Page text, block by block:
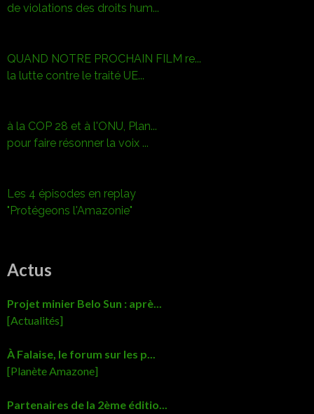
de violations des droits hum...
QUAND NOTRE PROCHAIN FILM re...
la lutte contre le traité UE...
à la COP 28 et à l'ONU, Plan...
pour faire résonner la voix ...
Les 4 épisodes en replay
"Protégeons l'Amazonie"
Actus
Projet minier Belo Sun : aprè...
[Actualités]
À Falaise, le forum sur les p...
[Planète Amazone]
Partenaires de la 2ème éditio...